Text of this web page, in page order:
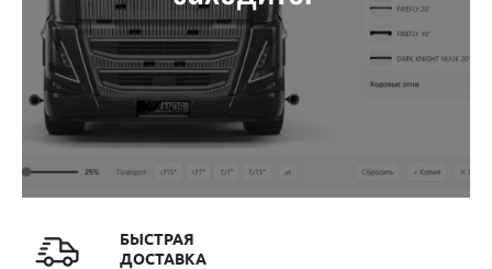
БЫСТРАЯ
ДОСТАВКА